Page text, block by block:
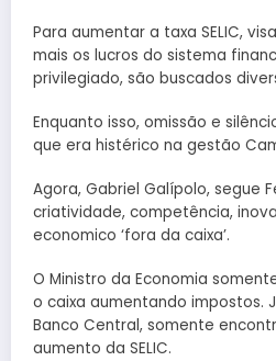
Para aumentar a taxa SELIC,
mais os lucros do sistema
privilegiado, são buscados
Enquanto isso, omissão e
que era histérico na gestão
Agora, Gabriel Galípolo, segue
criatividade, competência,
economico ‘fora da caixa’.
O Ministro da Economia
o caixa aumentando impostos.
Banco Central, somente
aumento da SELIC.